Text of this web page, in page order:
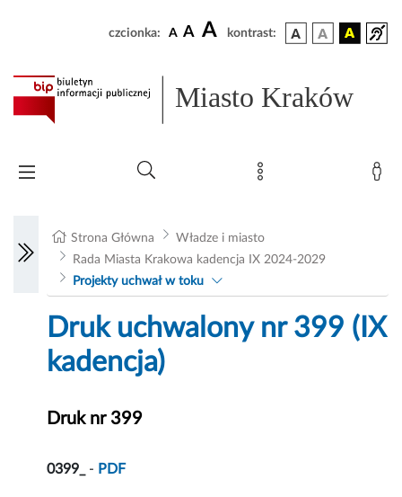
czcionka: A A A kontrast:
Miasto Kraków
Strona Główna
Władze i miasto
Rada Miasta Krakowa kadencja IX 2024-2029
Projekty uchwał w toku
Druk uchwalony nr 399 (IX
kadencja)
Druk nr 399
0399_ - PDF